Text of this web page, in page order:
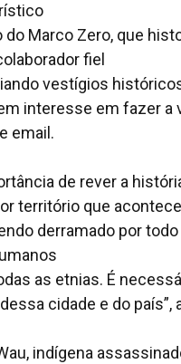
Marco Zero, que
fiel
vestígios
interesse em fazer a
email.
de rever a
território que
derramado por
as etnias. É
cidade e do país”,
indígena